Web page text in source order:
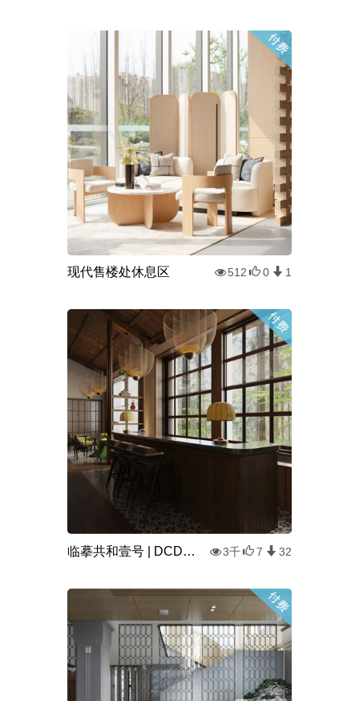
现代售楼处休息区 512 0 1
临摹共和壹号 | DCD | 大成设计 3千 7 32